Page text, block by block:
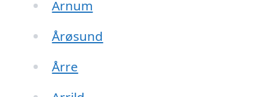
Arnum
Årøsund
Årre